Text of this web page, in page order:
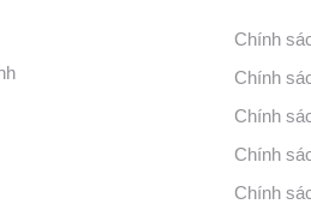
Chính
Chính
Chính
Chính
Chính